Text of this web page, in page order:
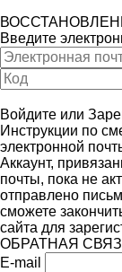
Введите
Войдите или
Инструкции по
электронной
Аккаунт,
почты, пока не
отправлено
сможете
сайта для
ОБРАТНАЯ
E-mail